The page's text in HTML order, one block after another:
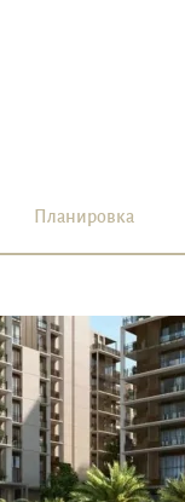
Планировка